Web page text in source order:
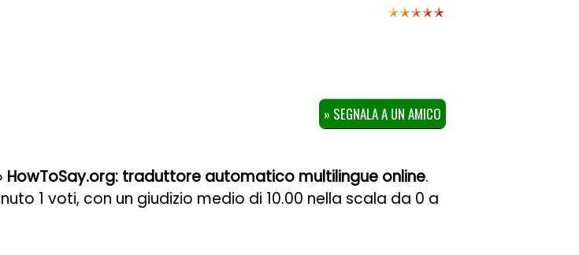
» SEGNALA A UN AMICO
HowToSay.org: traduttore automatico multilingue online.
1 voti, con un giudizio medio di 10.00 nella scala da 0 a